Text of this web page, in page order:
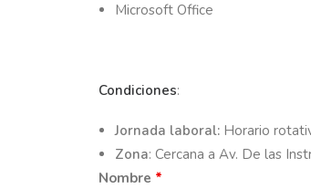
Microsoft Office
Condiciones:
Jornada laboral: Horario
Zona: Cercana a Av. De las
Nombre *